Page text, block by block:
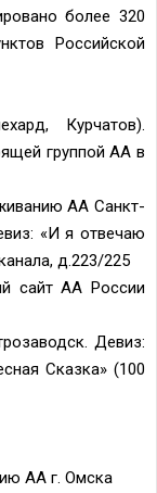
более 320
Российской
Курчатов).
группой АА в
АА Санкт-
«И я отвечаю
д.223/225
сайт АА России
Девиз:
Сказка» (100
АА г. Омска